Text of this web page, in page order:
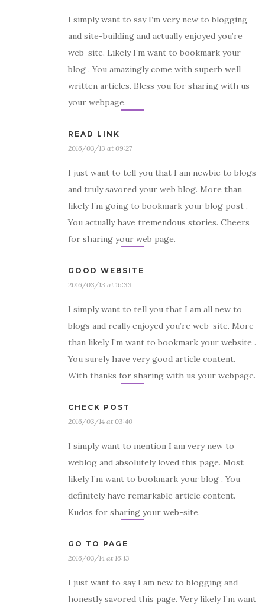
I simply want to say I’m very new to blogging
and site-building and actually enjoyed you’re
web-site. Likely I’m want to bookmark your
blog . You amazingly come with superb well
written articles. Bless you for sharing with us
your webpage.
READ LINK
2016/03/13 at 09:27
I just want to tell you that I am newbie to blogs
and truly savored your web blog. More than
likely I’m going to bookmark your blog post .
You actually have tremendous stories. Cheers
for sharing your web page.
GOOD WEBSITE
2016/03/13 at 16:33
I simply want to tell you that I am all new to
blogs and really enjoyed you’re web-site. More
than likely I’m want to bookmark your website .
You surely have very good article content.
With thanks for sharing with us your webpage.
CHECK POST
2016/03/14 at 03:40
I simply want to mention I am very new to
weblog and absolutely loved this page. Most
likely I’m want to bookmark your blog . You
definitely have remarkable article content.
Kudos for sharing your web-site.
GO TO PAGE
2016/03/14 at 16:13
I just want to say I am new to blogging and
honestly savored this page. Very likely I’m want